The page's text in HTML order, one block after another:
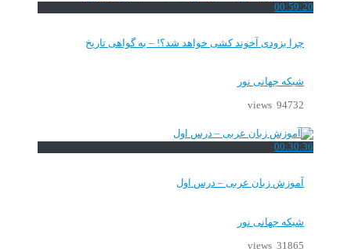
00:59:20
چرا بزودی آخوند کشی خواهد شد؟! – به گواهی تاریخ
شبکه جهانی نور
94732 views
00:30:36
آموزش زبان عربی – درس اول
شبکه جهانی نور
31865 views